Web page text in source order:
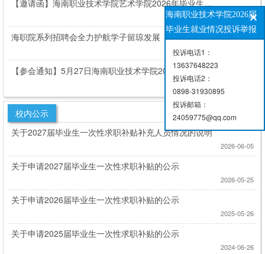
【邀请函】海南职业技术学院艺术学院2026年毕业生专
2026-06-01
海职院系列招聘会全力护航学子留琼发展
【参会通知】5月27日海南职业技术学院2026年 “海南学
子 就在海南”留才行动招聘会来啦~3600+岗位抢先看
校内公示
关于2027届毕业生一次性求职补贴补充人员情况的说明
2026-06-05
关于申请2027届毕业生一次性求职补贴的公示
2026-05-25
关于申请2026届毕业生一次性求职补贴的公示
2025-05-26
关于申请2025届毕业生一次性求职补贴的公示
2024-06-26
海南职业技术学院2026届
毕业生就业情况投诉举报
投诉电话1：
13637648223
投诉电话2：
0898-31930895
投诉邮箱：
24059775@qq.com